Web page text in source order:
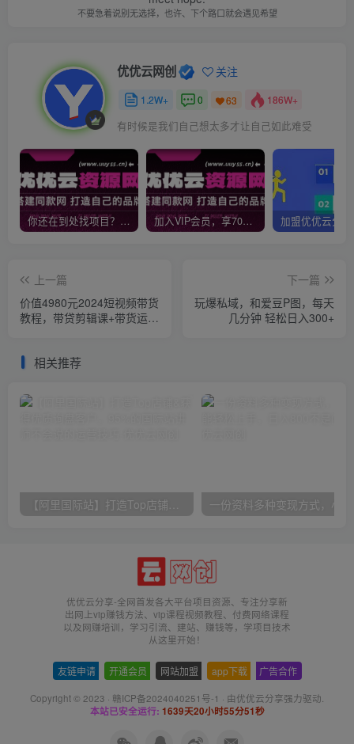
不要急着说别无选择，也许、下个路口就会遇见希望
优优云网创 关注
1.2W+ 0 63 186W+
有时候是我们自己想太多才让自己如此难受
你还在到处找项目？还在当韭菜？我靠网创资源站一个月收入5万+，曾经我也是个失败者。 加入VIP会员，享70%的推广提成，免费学习多种网上创业课程，菜鸟秒变大神！
上一篇
价值4980元2024短视频带货
教程，带贷剪辑课+带货运营
下一篇
玩爆私域，和爱豆P图，每天
几分钟 轻松日入300+
相关推荐
优优云分享-全网首发各大平台项目资源、专注分享新
出网上vip赚钱方法、vip课程视频教程、付费网络课程
以及网赚培训，学习引流、建站、赚钱等，学项目技术
从这里开始！
友链申请 开通会员 网站加盟 app下载 广告合作
Copyright © 2023 · 赣ICP备2024040251号-1 · 由优优云分享强力驱动.
本站已安全运行: 1639天20小时55分51秒